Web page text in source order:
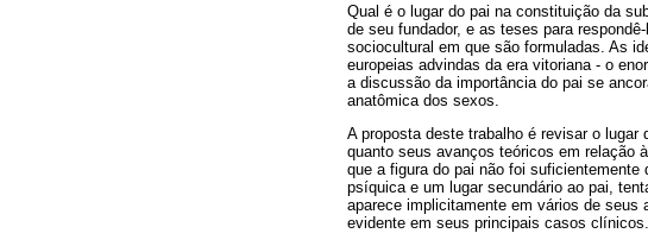
Qual é o lugar do pai na constituição da
de seu fundador, e as teses para
sociocultural em que são formuladas. As
europeias advindas da era vitoriana - o
a discussão da importância do pai se
anatômica dos sexos.
A proposta deste trabalho é revisar o
quanto seus avanços teóricos em relação
que a figura do pai não foi
psíquica e um lugar secundário ao pai,
aparece implicitamente em vários de
evidente em seus principais casos clínicos.